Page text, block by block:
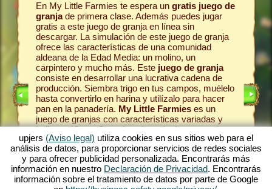
sin
jugar
uno
es
ofrece
en el
. Juega
alguno
En My Little Farmies te espera un gratis juego de
granjade primera clase. Además puedes jugar
gratis a este juego de granja en línea sin
descargar. La simulación de este juego de granja
ofrece las características de una comunidad
aldeana de la Edad Media: un molino, un
carpintero y mucho más. Este juego de granja
consiste en desarrollar una lucrativa cadena de
producción. Siembra trigo en tus campos, muélelo
hasta convertirlo en harina y utilízalo para hacer
pan en la panadería. My Little Farmieses un
juego de granjas con características variadas y
bellos gráficos. Organizas la agricultura en todas
sus facetas: desde el cultivo de hortalizas hasta la
cría de animales de granja. Encontrarás en el
juego gratis onlineanimales de granja
tradicionales como el cerdo Mangalica o la gallina
sedosa. Crea florecientes paisajes en My Little
la
el
en la
Como
las
en la
una
pueblo
tu
máximo
entorno
upjers (Aviso legal) utiliza cookies en sus sitios web para el
análisis de datos, para proporcionar servicios de redes sociales
y para ofrecer publicidad personalizada. Encontrarás más
información en nuestro Declaración de Privacidad. Encontrarás
información sobre el tratamiento de datos por parte de Google